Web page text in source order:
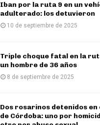
Iban por la ruta 9 en un
adulterado: los detuvieron
10 de septiembre de 2025
Triple choque fatal en la
un hombre de 36 años
8 de septiembre de 2025
Dos rosarinos detenidos
de Córdoba: uno por